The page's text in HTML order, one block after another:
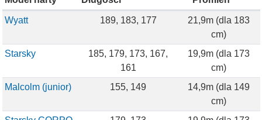
Wyatt 189, 183, 177
21,9m (dla 183
cm)
Starsky
185, 179, 173, 167,
161
19,9m (dla 173
cm)
Malcolm (junior)
155, 149
14,9m (dla 149
cm)